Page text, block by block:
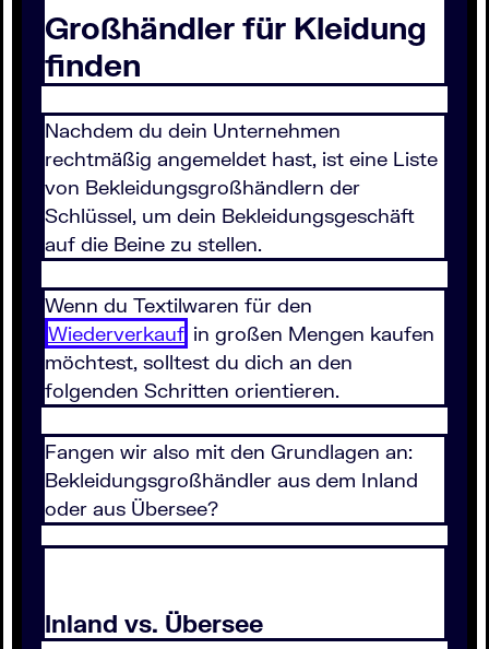
Großhändler für Kleidung
finden
Nachdem du dein Unternehmen
rechtmäßig angemeldet hast, ist eine Liste
von Bekleidungsgroßhändlern der
Schlüssel, um dein Bekleidungsgeschäft
auf die Beine zu stellen.
Wenn du Textilwaren für den
Wiederverkauf in großen Mengen kaufen
möchtest, solltest du dich an den
folgenden Schritten orientieren.
Fangen wir also mit den Grundlagen an:
Bekleidungsgroßhändler aus dem Inland
oder aus Übersee?
Inland vs. Übersee